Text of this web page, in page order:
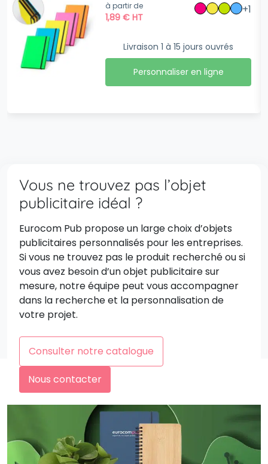
à partir de
1,89€ HT
+1
Livraison 1 à 15 jours ouvrés
Personnaliser en ligne
Vous ne trouvez pas l’objet
publicitaire idéal ?
Eurocom Pub propose un large choix d’objets
publicitaires personnalisés pour les entreprises.
Si vous ne trouvez pas le produit recherché ou si
vous avez besoin d’un objet publicitaire sur
mesure, notre équipe peut vous accompagner
dans la recherche et la personnalisation de
votre projet.
Consulter notre catalogue
Nous contacter